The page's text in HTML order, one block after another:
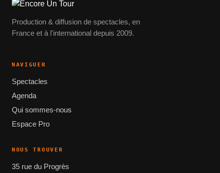
Production & diffusion de spectacles, en
France et à l'international depuis 2009.
NAVIGUER
Spectacles
Agenda
Qui sommes-nous
Espace Pro
NOUS TROUVER
35 rue du Progrès